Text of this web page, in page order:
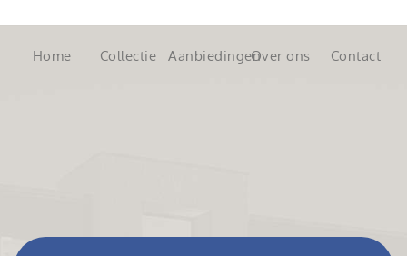
Home Collectie AanbiedingenOver ons Contact